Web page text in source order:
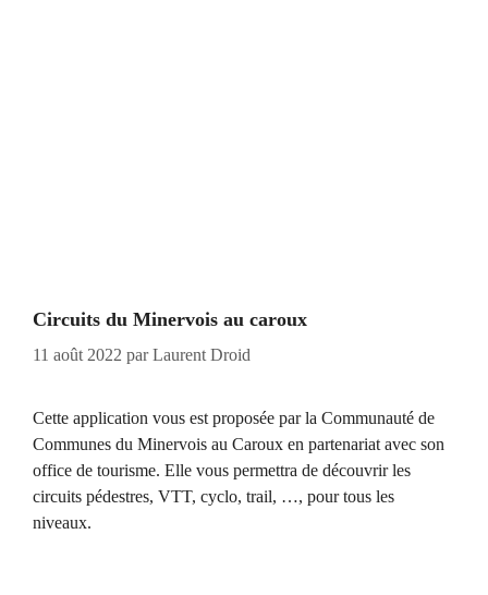
Circuits du Minervois au caroux
11 août 2022 parLaurent Droid
Cette application vous est proposée par la Communauté de
Communes du Minervois au Caroux en partenariat avec son
office de tourisme. Elle vous permettra de découvrir les
circuits pédestres, VTT, cyclo, trail, …, pour tous les
niveaux.